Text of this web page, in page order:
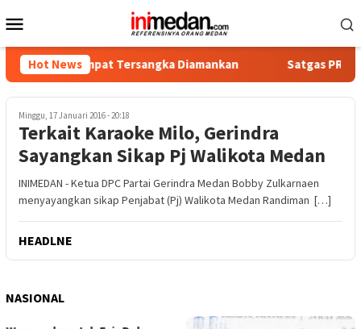
ke
Mobile
Hot News
Empat Tersangka Diamankan Satgas PRR Pacu
Minggu, 17 Januari 2016 - 20:18
Terkait Karaoke Milo, Gerindra
Sayangkan Sikap Pj Walikota Medan
INIMEDAN - Ketua DPC Partai Gerindra Medan Bobby Zulkarnaen
menyayangkan sikap Penjabat (Pj) Walikota Medan Randiman […]
HEADLNE
NASIONAL